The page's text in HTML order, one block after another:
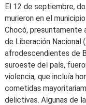
El 12 de septiembre,
murieron en el
Chocó, presuntamente
de Liberación Nacional
afrodescendientes de
suroeste del país,
violencia, que incluía
cometidas
delictivas. Algunas de